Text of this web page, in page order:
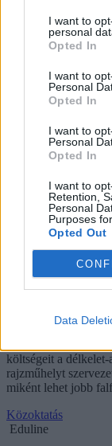
I want to
personal
Opted In
I want to
Personal
Opted In
I want to
Personal
Opted In
I want to
Retention,
Personal
Purposes
Opted Out
Data
Rajzórákkal a
költségeit a
rajzműhelyt
miként lehet jobb
Közoktatás
Eduline